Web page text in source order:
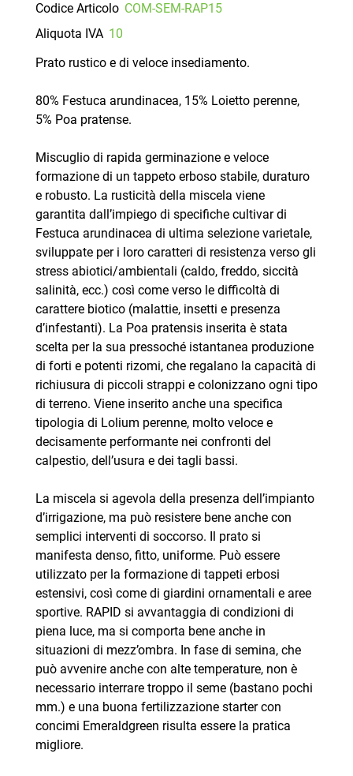
Codice Articolo COM-SEM-RAP15
Aliquota IVA 10
Prato rustico e di veloce insediamento.
80% Festuca arundinacea, 15% Loietto perenne,
5% Poa pratense.
Miscuglio di rapida germinazione e veloce
formazione di un tappeto erboso stabile, duraturo
e robusto. La rusticità della miscela viene
garantita dall’impiego di specifiche cultivar di
Festuca arundinacea di ultima selezione varietale,
sviluppate per i loro caratteri di resistenza verso gli
stress abiotici/ambientali (caldo, freddo, siccità
salinità, ecc.) così come verso le difficoltà di
carattere biotico (malattie, insetti e presenza
d’infestanti). La Poa pratensis inserita è stata
scelta per la sua pressoché istantanea produzione
di forti e potenti rizomi, che regalano la capacità di
richiusura di piccoli strappi e colonizzano ogni tipo
di terreno. Viene inserito anche una specifica
tipologia di Lolium perenne, molto veloce e
decisamente performante nei confronti del
calpestio, dell’usura e dei tagli bassi.
La miscela si agevola della presenza dell’impianto
d’irrigazione, ma può resistere bene anche con
semplici interventi di soccorso. Il prato si
manifesta denso, fitto, uniforme. Può essere
utilizzato per la formazione di tappeti erbosi
estensivi, così come di giardini ornamentali e aree
sportive. RAPID si avvantaggia di condizioni di
piena luce, ma si comporta bene anche in
situazioni di mezz’ombra. In fase di semina, che
può avvenire anche con alte temperature, non è
necessario interrare troppo il seme (bastano pochi
mm.) e una buona fertilizzazione starter con
concimi Emeraldgreen risulta essere la pratica
migliore.